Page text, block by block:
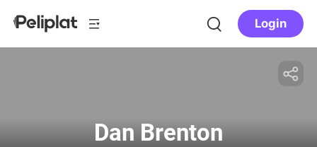
Login
Dan Brenton